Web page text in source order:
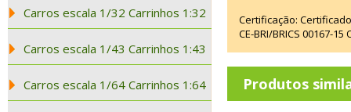
Carros escala 1/32 Carrinhos 1:32
Carros escala 1/43 Carrinhos 1:43
Carros escala 1/64 Carrinhos 1:64
Certificação:
CE-BRI/BRICS 00167-
Produtos